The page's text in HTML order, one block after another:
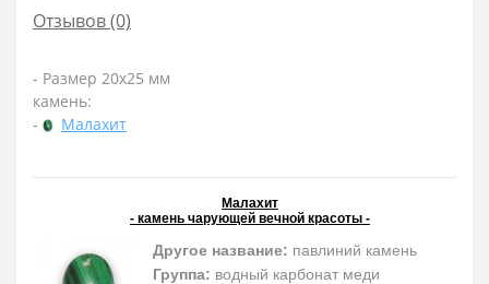
Отзывов (0)
- Размер 20х25 мм
камень:
-
Малахит
Малахит
- камень чарующей вечной красоты -
Другое название: павлиний камень
Группа: водный карбонат меди